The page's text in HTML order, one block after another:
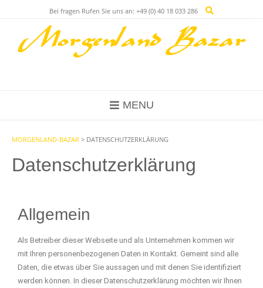
Bei fragen Rufen Sie uns an: +49 (0) 40 18 033 286
MENU
MORGENLAND-BAZAR > DATENSCHUTZERKLÄRUNG
Datenschutzerklärung
Allgemein
Als Betreiber dieser Webseite und als Unternehmen kommen wir
mit Ihren personenbezogenen Daten in Kontakt. Gemeint sind alle
Daten, die etwas über Sie aussagen und mit denen Sie identifiziert
werden können. In dieser Datenschutzerklärung möchten wir Ihnen